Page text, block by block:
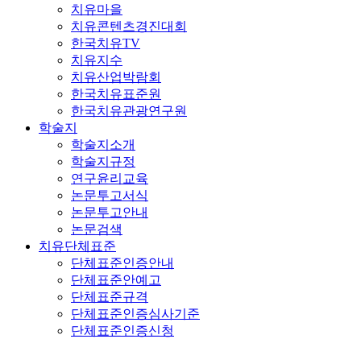
치유마을
치유콘텐츠경진대회
한국치유TV
치유지수
치유산업박람회
한국치유표준원
한국치유관광연구원
학술지
학술지소개
학술지규정
연구윤리교육
논문투고서식
논문투고안내
논문검색
치유단체표준
단체표준인증안내
단체표준안예고
단체표준규격
단체표준인증심사기준
단체표준인증신청